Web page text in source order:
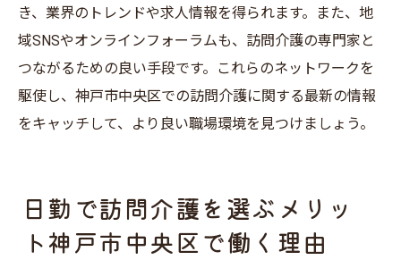
き、業界のトレンドや求人情報を得られます。また、地
域SNSやオンラインフォーラムも、訪問介護の専門家と
つながるための良い手段です。これらのネットワークを
駆使し、神戸市中央区での訪問介護に関する最新の情報
をキャッチして、より良い職場環境を見つけましょう。
日勤で訪問介護を選ぶメリッ
ト神戸市中央区で働く理由